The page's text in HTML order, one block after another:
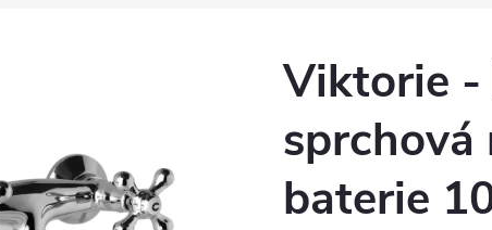
Viktorie -
sprchová
baterie